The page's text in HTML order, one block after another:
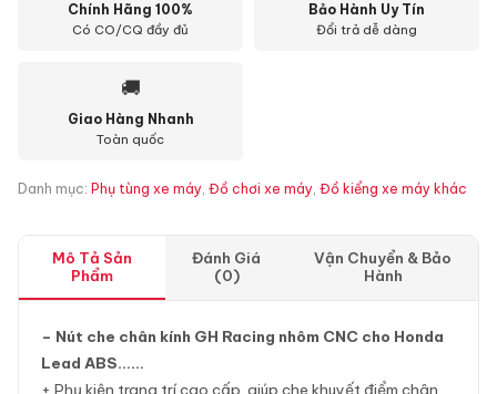
Chính Hãng 100%
Có CO/CQ đầy đủ
Bảo Hành Uy Tín
Đổi trả dễ dàng
🚚
Giao Hàng Nhanh
Toàn quốc
Danh mục: Phụ tùng xe máy, Đồ chơi xe máy, Đồ kiểng xe máy khác
Mô Tả Sản
Phẩm
Đánh Giá
(0)
Vận Chuyển & Bảo
Hành
– Nút che chân kính GH Racing nhôm CNC cho Honda
Lead ABS……
+ Phụ kiện trang trí cao cấp, giúp che khuyết điểm chân